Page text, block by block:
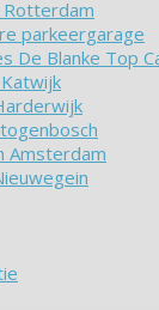
parkeergarage
De Blanke Top
Amsterdam